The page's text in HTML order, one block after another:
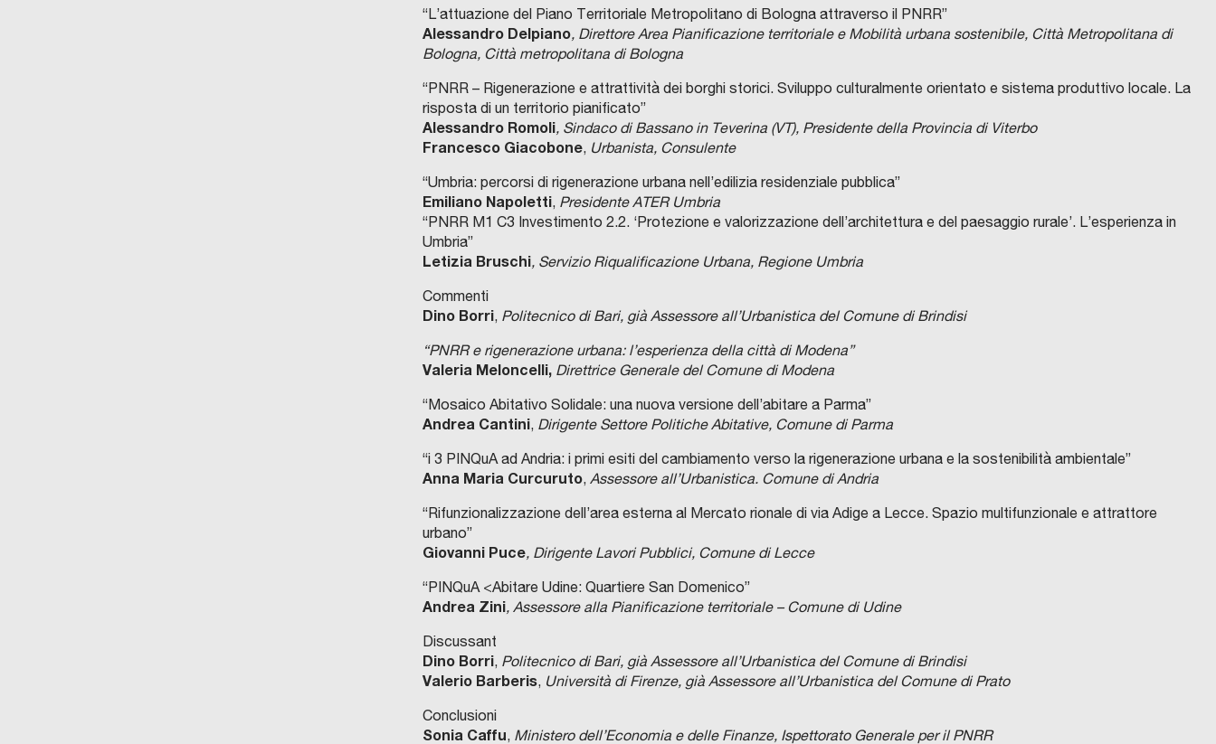
“L’attuazione del Piano Territoriale Metropolitano di Bologna attraverso il PNRR”
Alessandro Delpiano, Direttore Area Pianificazione territoriale e Mobilità urbana sostenibile, Città Metropolitana di
Bologna, Città metropolitana di Bologna
“PNRR – Rigenerazione e attrattività dei borghi storici. Sviluppo culturalmente orientato e sistema produttivo locale. La
risposta di un territorio pianificato”
Alessandro Romoli, Sindaco di Bassano in Teverina (VT), Presidente della Provincia di Viterbo
Francesco Giacobone, Urbanista, Consulente
“Umbria: percorsi di rigenerazione urbana nell’edilizia residenziale pubblica”
Emiliano Napoletti, Presidente ATER Umbria
“PNRR M1 C3 Investimento 2.2. ‘Protezione e valorizzazione dell’architettura e del paesaggio rurale’. L’esperienza in
Umbria”
Letizia Bruschi, Servizio Riqualificazione Urbana, Regione Umbria
Commenti
Dino Borri, Politecnico di Bari, già Assessore all’Urbanistica del Comune di Brindisi
“PNRR e rigenerazione urbana: l’esperienza della città di Modena”
Valeria Meloncelli, Direttrice Generale del Comune di Modena
“Mosaico Abitativo Solidale: una nuova versione dell’abitare a Parma”
Andrea Cantini, Dirigente Settore Politiche Abitative, Comune di Parma
“i 3 PINQuA ad Andria: i primi esiti del cambiamento verso la rigenerazione urbana e la sostenibilità ambientale”
Anna Maria Curcuruto, Assessore all’Urbanistica. Comune di Andria
“Rifunzionalizzazione dell’area esterna al Mercato rionale di via Adige a Lecce. Spazio multifunzionale e attrattore
urbano”
Giovanni Puce, Dirigente Lavori Pubblici, Comune di Lecce
“PINQuA <Abitare Udine: Quartiere San Domenico”
Andrea Zini, Assessore alla Pianificazione territoriale – Comune di Udine
Discussant
Dino Borri, Politecnico di Bari, già Assessore all’Urbanistica del Comune di Brindisi
Valerio Barberis, Università di Firenze, già Assessore all’Urbanistica del Comune di Prato
Conclusioni
Sonia Caffu Ministero dell’Economia e delle Finanze, Ispettorato Generale per il PNRR